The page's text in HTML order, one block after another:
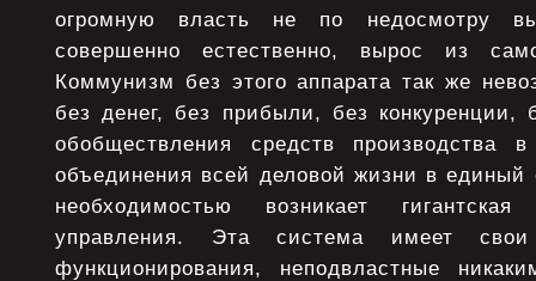
огромную власть не по недосмотру
совершенно естественно, вырос из
Коммунизм без этого аппарата так же
без денег, без прибыли, без конкуренции,
обобществления средств производства
объединения всей деловой жизни в единый
необходимостью возникает
управления. Эта система имеет
функционирования, неподвластные